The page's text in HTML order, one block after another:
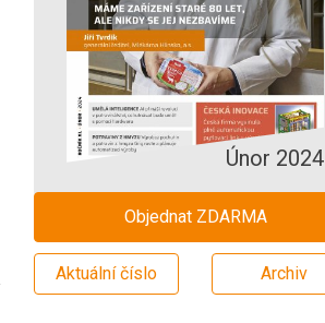
Únor 2024
Objednat ZDARMA
Aktuální číslo Archiv